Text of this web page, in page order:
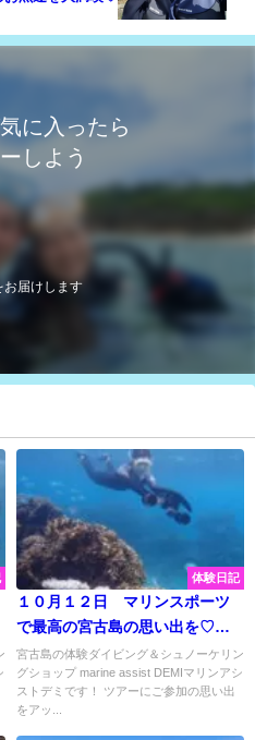
に入ったら
しよう
お届けします
体験日記
１０月１２日 マリンスポーツ
で最高の宮古島の思い出を♡体
験ダイビングにシュノーケリン
グに水中スクーター！
宮古島の体験ダイビング＆シュノーケリン
グショップ marine assist DEMIマリンアシ
ストデミです！ ツアーにご参加の思い出
をアッ...